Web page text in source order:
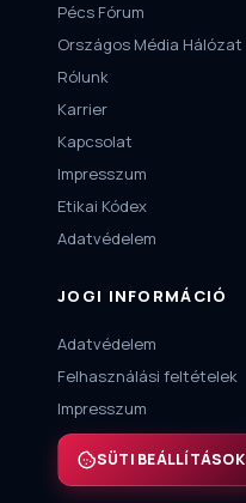
Pécs Fórum
Országos Média Hálózat
Rólunk
Karrier
Kapcsolat
Impresszum
Etikai Kódex
Adatvédelem
JOGI INFORMÁCIÓ
Adatvédelem
Felhasználási feltételek
Impresszum
SÜTI BEÁLLÍTÁSOK